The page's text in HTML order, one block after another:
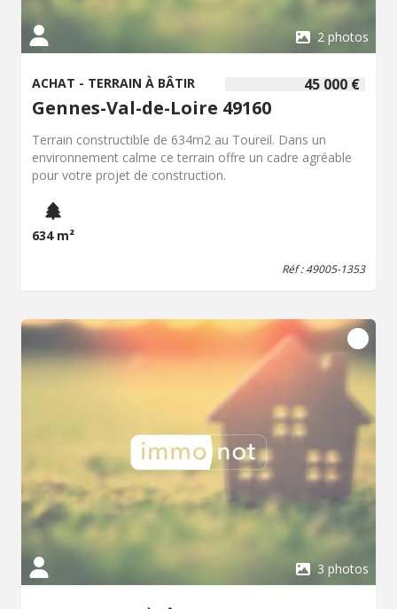
2 photos
45 000 €
ACHAT - TERRAIN À BÂTIR
Gennes-Val-de-Loire 49160
Terrain constructible de 634m2 au Toureil. Dans un
environnement calme ce terrain offre un cadre agréable
pour votre projet de construction.
634 m²
Réf : 49005-1353
3 photos